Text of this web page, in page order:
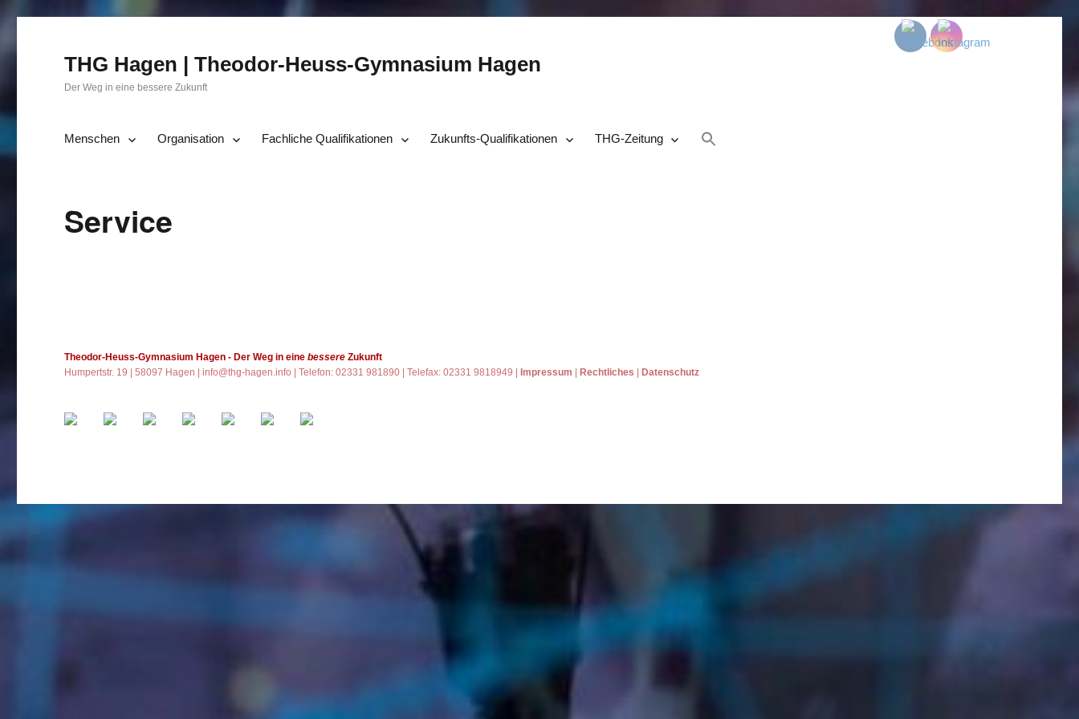
THG Hagen | Theodor-Heuss-Gymnasium Hagen
Der Weg in eine bessere Zukunft
Menschen Organisation Fachliche Qualifikationen Zukunfts-Qualifikationen THG-Zeitung
Service
Theodor-Heuss-Gymnasium Hagen - Der Weg in einebessere Zukunft
Humpertstr. 19 | 58097 Hagen |info@thg-hagen.info | Telefon: 02331 981890 | Telefax: 02331 9818949 | Impressum Rechtliches Datenschutz